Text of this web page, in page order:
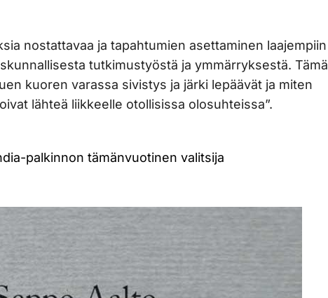
nostattavaa ja tapahtumien asettaminen laajempiin
tutkimustyöstä ja ymmärryksestä. Tämä
kuoren varassa sivistys ja järki lepäävät ja miten
lähteä liikkeelle otollisissa olosuhteissa”.
palkinnon tämänvuotinen valitsija